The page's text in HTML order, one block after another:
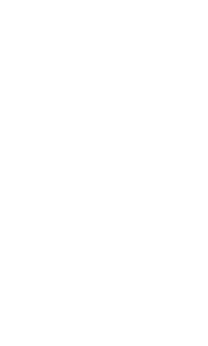
og det fjerdestørste byområde på
og Hamlet.
har et handelsopland på over